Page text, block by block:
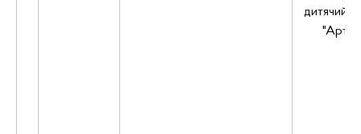
дитячий